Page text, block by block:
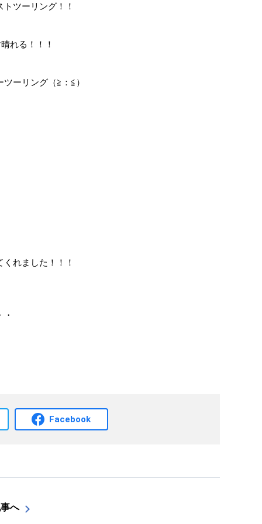
ツーリング！！
れる！！！
ーリング（≧：≦）
れました！！！
Facebook
へ